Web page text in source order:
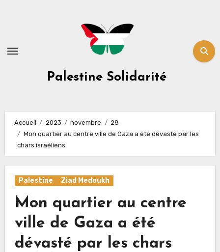
Palestine Solidarité
Accueil 2023 novembre
28
Mon quartier au centre ville de Gaza a été dévasté par les
chars israéliens
Palestine Ziad Medoukh
Mon quartier au centre
ville de Gaza a été
dévasté par les chars